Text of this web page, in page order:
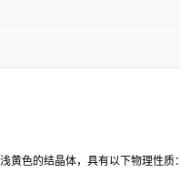
黄色的结晶体，具有以下物理性质：